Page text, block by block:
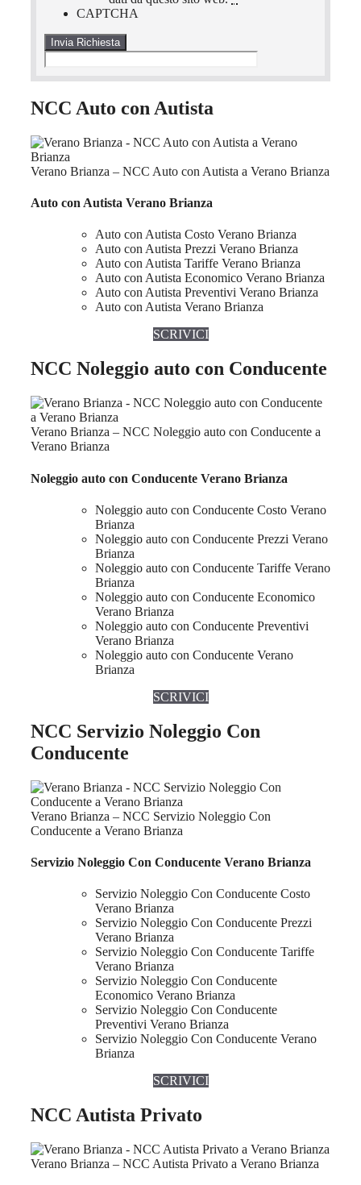
CAPTCHA
NCC Auto con Autista
Verano Brianza – NCC Auto con Autista a Verano Brianza
Auto con Autista Verano Brianza
Auto con Autista Costo Verano Brianza
Auto con Autista Prezzi Verano Brianza
Auto con Autista Tariffe Verano Brianza
Auto con Autista Economico Verano Brianza
Auto con Autista Preventivi Verano Brianza
Auto con Autista Verano Brianza
SCRIVICI
NCC Noleggio auto con Conducente
Verano Brianza – NCC Noleggio auto con Conducente a
Verano Brianza
Noleggio auto con Conducente Verano Brianza
Noleggio auto con Conducente Costo Verano
Brianza
Noleggio auto con Conducente Prezzi Verano
Brianza
Noleggio auto con Conducente Tariffe Verano
Brianza
Noleggio auto con Conducente Economico
Verano Brianza
Noleggio auto con Conducente Preventivi
Verano Brianza
Noleggio auto con Conducente Verano
Brianza
SCRIVICI
NCC Servizio Noleggio Con
Conducente
Verano Brianza – NCC Servizio Noleggio Con
Conducente a Verano Brianza
Servizio Noleggio Con Conducente Verano Brianza
Servizio Noleggio Con Conducente Costo
Verano Brianza
Servizio Noleggio Con Conducente Prezzi
Verano Brianza
Servizio Noleggio Con Conducente Tariffe
Verano Brianza
Servizio Noleggio Con Conducente
Economico Verano Brianza
Servizio Noleggio Con Conducente
Preventivi Verano Brianza
Servizio Noleggio Con Conducente Verano
Brianza
SCRIVICI
NCC Autista Privato
Verano Brianza – NCC Autista Privato a Verano Brianza